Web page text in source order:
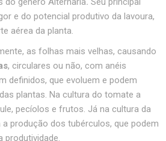
e do potencial produtivo da lavoura,
aérea da planta.
as folhas mais velhas, causando
, circulares ou não, com anéis
definidos, que evoluem e podem
plantas. Na cultura do tomate a
pecíolos e frutos. Já na cultura da
produção dos tubérculos, que podem
produtividade.